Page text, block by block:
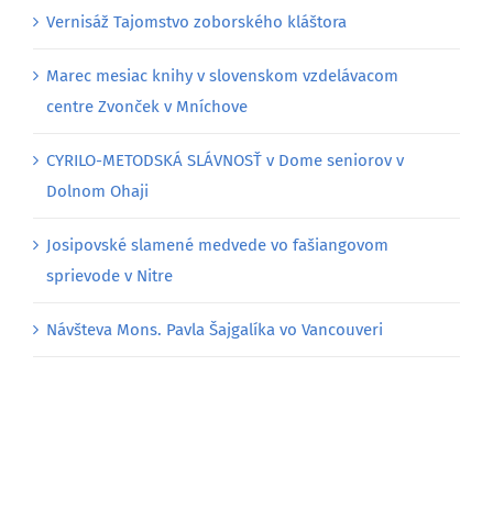
Vernisáž Tajomstvo zoborského kláštora
Marec mesiac knihy v slovenskom vzdelávacom
centre Zvonček v Mníchove
CYRILO-METODSKÁ SLÁVNOSŤ v Dome seniorov v
Dolnom Ohaji
Josipovské slamené medvede vo fašiangovom
sprievode v Nitre
Návšteva Mons. Pavla Šajgalíka vo Vancouveri